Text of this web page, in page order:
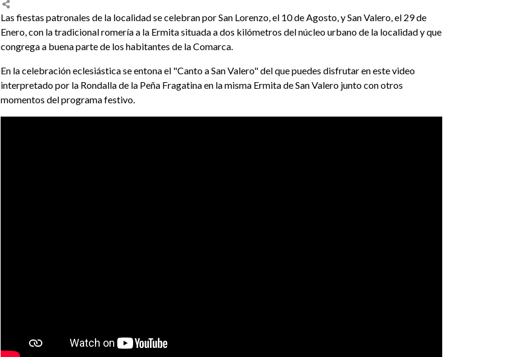
Las fiestas patronales de la localidad se celebran por San Lorenzo, el 10 de Agosto, y San Valero, el 29 de
Enero, con la tradicional romería a la Ermita situada a dos kilómetros del núcleo urbano de la localidad y que
congrega a buena parte de los habitantes de la Comarca.
En la celebración eclesiástica se entona el "Canto a San Valero" del que puedes disfrutar en este video
interpretado por la Rondalla de la Peña Fragatina en la misma Ermita de San Valero junto con otros
momentos del programa festivo.